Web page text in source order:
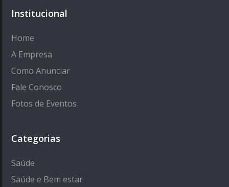
Institucional
Home
A Empresa
Como Anunciar
Fale Conosco
Fotos de Eventos
Categorias
Saúde
Saúde e Bem estar